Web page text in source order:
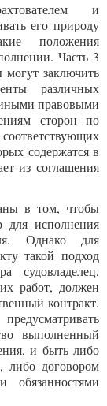
и
его природу
положения
Часть 3
заключить
различных
правовыми
сторон по
содержатся в
из соглашения
в том, чтобы
для исполнения
Однако для
такой подход
судовладелец,
работ, должен
контракт.
выполненный
и быть либо
либо договором